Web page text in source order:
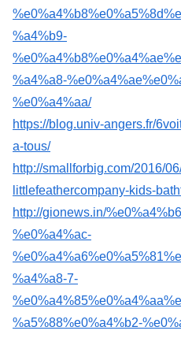
%a4%b9-
%a4%a8-
%e0%a4%aa/
https://blog.univ-angers.fr/
a-tous/
http://smallforbig.com/2016/
littlefeathercompany-kids-
http://gionews.in/
%e0%a4%ac-
%a4%a8-7-
%a5%88%e0%a4%b2-